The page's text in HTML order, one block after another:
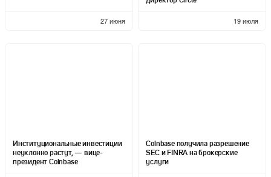
27 июня 19 июля
Институциональные инвестиции
неуклонно растут, — вице-
президент Coinbase
Coinbase получила разрешение
SEC и FINRA на брокерские
услуги